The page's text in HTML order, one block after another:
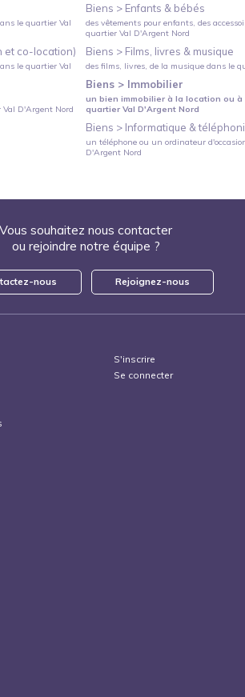
le quartier Val
et co-location)
le quartier Val
Val D'Argent Nord
Biens > Enfants & bébés
des vêtements pour enfants, des
quartier Val D'Argent Nord
Biens > Films, livres & musique
des films, livres, de la musiquedans le
Biens > Immobilier
un bien immobilier à la location ou
quartier Val D'Argent Nord
Biens > Informatique &
un téléphone ou un ordinateur
D'Argent Nord
Vous souhaitez nous contacter
ou rejoindre notre équipe ?
nous Rejoignez-nous
S'inscrire
Se connecter